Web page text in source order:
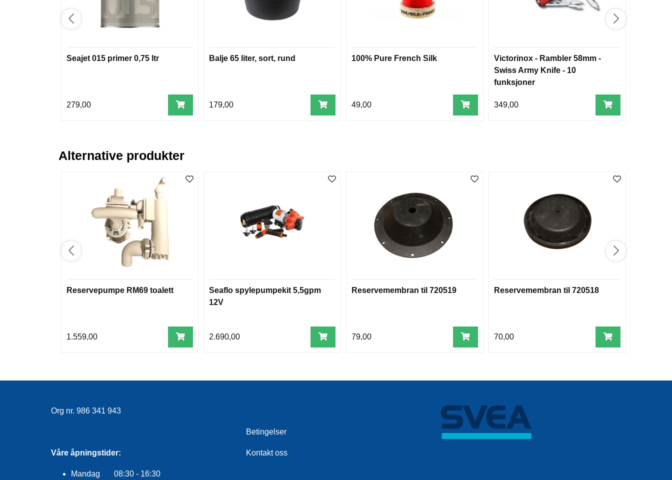
Seajet 015 primer 0,75 ltr
279,00
Balje 65 liter, sort, rund
179,00
100% Pure French Silk
49,00
Victorinox - Rambler 58mm -
Swiss Army Knife - 10
funksjoner
349,00
Alternative produkter
Reservepumpe RM69 toalett
1.559,00
Seaflo spylepumpekit 5,5gpm
12V
2.690,00
Reservemembran til 720519
79,00
Reservemembran til 720518
70,00
Org nr. 986 341 943
Våre åpningstider:
Mandag 08:30 - 16:30
Betingelser
Kontakt oss